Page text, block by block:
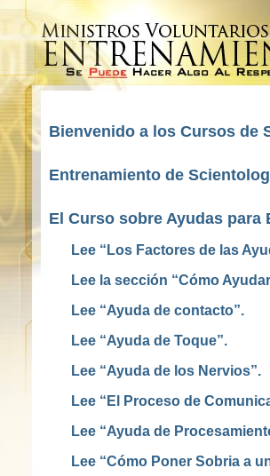
Bienvenido a los Cursos de
Entrenamiento de
El Curso sobre Ayudas para
Lee “Los Factores de las
Lee la sección “Cómo
Lee “Ayuda de contacto”.
Lee “Ayuda de Toque”.
Lee “Ayuda de los Nervios”.
Lee “El Proceso de
Lee “Ayuda de
Lee “Cómo Poner Sobria a